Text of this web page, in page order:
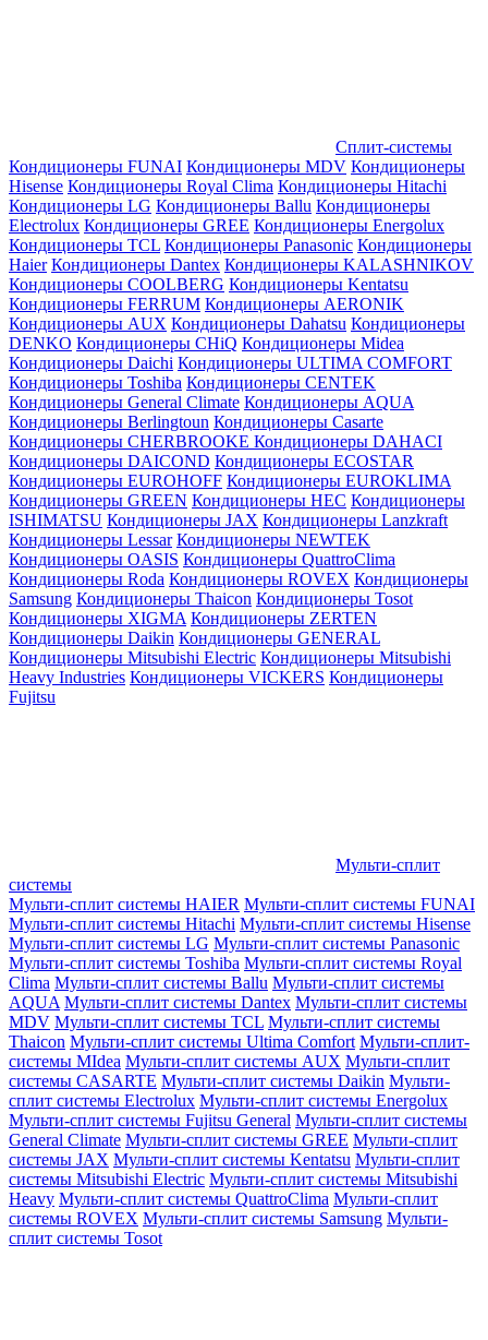
Сплит-системы
Кондиционеры FUNAI Кондиционеры MDV Кондиционеры
Hisense Кондиционеры Royal Clima Кондиционеры Hitachi
Кондиционеры LG Кондиционеры Ballu Кондиционеры
Electrolux Кондиционеры GREE Кондиционеры Energolux
Кондиционеры TCL Кондиционеры Panasonic Кондиционеры
Haier Кондиционеры Dantex Кондиционеры KALASHNIKOV
Кондиционеры СOOLBERG Кондиционеры Kentatsu
Кондиционеры FERRUM Кондиционеры AERONIK
Кондиционеры AUX Кондиционеры Dahatsu Кондиционеры
DENKO Кондиционеры CHiQ Кондиционеры Midea
Кондиционеры Daichi Кондиционеры ULTIMA COMFORT
Кондиционеры Toshiba Кондиционеры CENTEK
Кондиционеры General Climate Кондиционеры AQUA
Кондиционеры Berlingtoun Кондиционеры Casarte
Кондиционеры CHERBROOKE Кондиционеры DAHACI
Кондиционеры DAICOND Кондиционеры ECOSTAR
Кондиционеры EUROHOFF Кондиционеры EUROKLIMA
Кондиционеры GREEN Кондиционеры HEC Кондиционеры
ISHIMATSU Кондиционеры JAX Кондиционеры Lanzkraft
Кондиционеры Lessar Кондиционеры NEWTEK
Кондиционеры OASIS Кондиционеры QuattroClima
Кондиционеры Roda Кондиционеры ROVEX Кондиционеры
Samsung Кондиционеры Thaicon Кондиционеры Tosot
Кондиционеры XIGMA Кондиционеры ZERTEN
Кондиционеры Daikin Кондиционеры GENERAL
Кондиционеры Mitsubishi Electric Кондиционеры Mitsubishi
Heavy Industries Кондиционеры VICKERS Кондиционеры
Fujitsu
Мульти-сплит
системы
Мульти-сплит системы HAIER Мульти-сплит системы FUNAI
Мульти-сплит системы Hitachi Мульти-сплит системы Hisense
Мульти-сплит системы LG Мульти-сплит системы Panasonic
Мульти-сплит системы Toshiba Мульти-сплит системы Royal
Clima Мульти-сплит системы Ballu Мульти-сплит системы
AQUA Мульти-сплит системы Dantex Мульти-сплит системы
MDV Мульти-сплит системы TCL Мульти-сплит системы
Thaicon Мульти-сплит системы Ultima Comfort Мульти-сплит-
системы MIdea Мульти-сплит системы AUX Мульти-сплит
системы CASARTE Мульти-сплит системы Daikin Мульти-
сплит системы Electrolux Мульти-сплит системы Energolux
Мульти-сплит системы Fujitsu General Мульти-сплит системы
General Climate Мульти-сплит системы GREE Мульти-сплит
системы JAX Мульти-сплит системы Kentatsu Мульти-сплит
системы Mitsubishi Electric Мульти-сплит системы Mitsubishi
Heavy Мульти-сплит системы QuattroClima Мульти-сплит
системы ROVEX Мульти-сплит системы Samsung Мульти-
сплит системы Tosot